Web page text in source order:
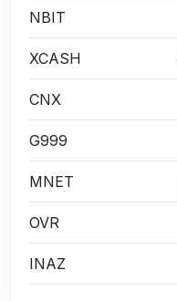
NBIT
XCASH
CNX
G999
MNET
OVR
INAZ